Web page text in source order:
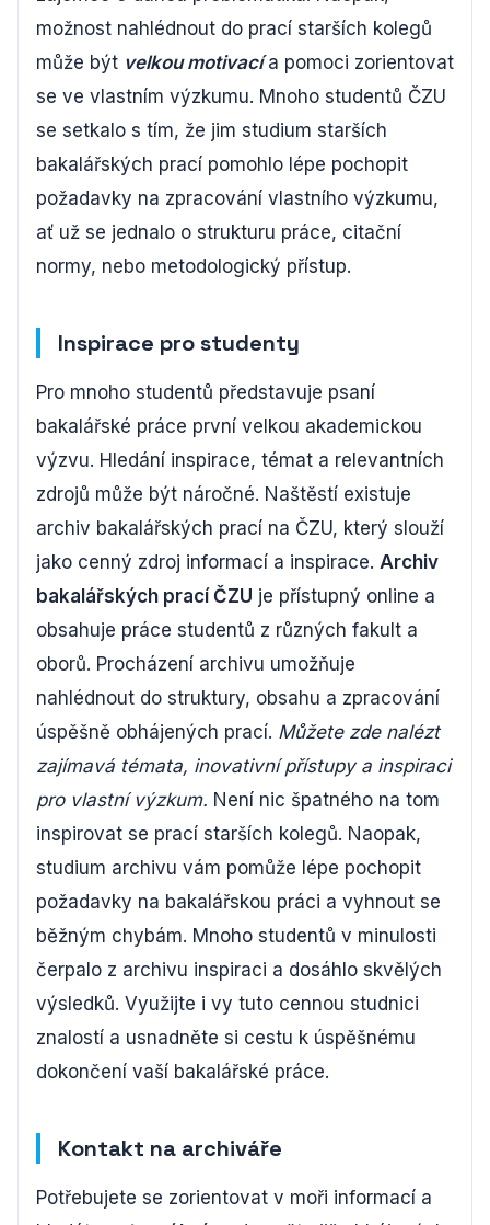
možnost nahlédnout do prací starších kolegů
může být velkou motivacía pomoci zorientovat
se ve vlastním výzkumu. Mnoho studentů ČZU
se setkalo s tím, že jim studium starších
bakalářských prací pomohlo lépe pochopit
požadavky na zpracování vlastního výzkumu,
ať už se jednalo o strukturu práce, citační
normy, nebo metodologický přístup.
Inspirace pro studenty
Pro mnoho studentů představuje psaní
bakalářské práce první velkou akademickou
výzvu. Hledání inspirace, témat a relevantních
zdrojů může být náročné. Naštěstí existuje
archiv bakalářských prací na ČZU, který slouží
jako cenný zdroj informací a inspirace. Archiv
bakalářských prací ČZU je přístupný online a
obsahuje práce studentů z různých fakult a
oborů. Procházení archivu umožňuje
nahlédnout do struktury, obsahu a zpracování
úspěšně obhájených prací. Můžete zde nalézt
zajímavá témata, inovativní přístupy a inspiraci
pro vlastní výzkum. Není nic špatného na tom
inspirovat se prací starších kolegů. Naopak,
studium archivu vám pomůže lépe pochopit
požadavky na bakalářskou práci a vyhnout se
běžným chybám. Mnoho studentů v minulosti
čerpalo z archivu inspiraci a dosáhlo skvělých
výsledků. Využijte i vy tuto cennou studnici
znalostí a usnadněte si cestu k úspěšnému
dokončení vaší bakalářské práce.
Kontakt na archiváře
Potřebujete se zorientovat v moři informací a